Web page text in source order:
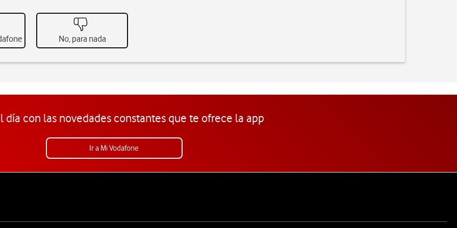
No, para nada
día con las novedades constantes que te ofrece la app
Ir a Mi Vodafone